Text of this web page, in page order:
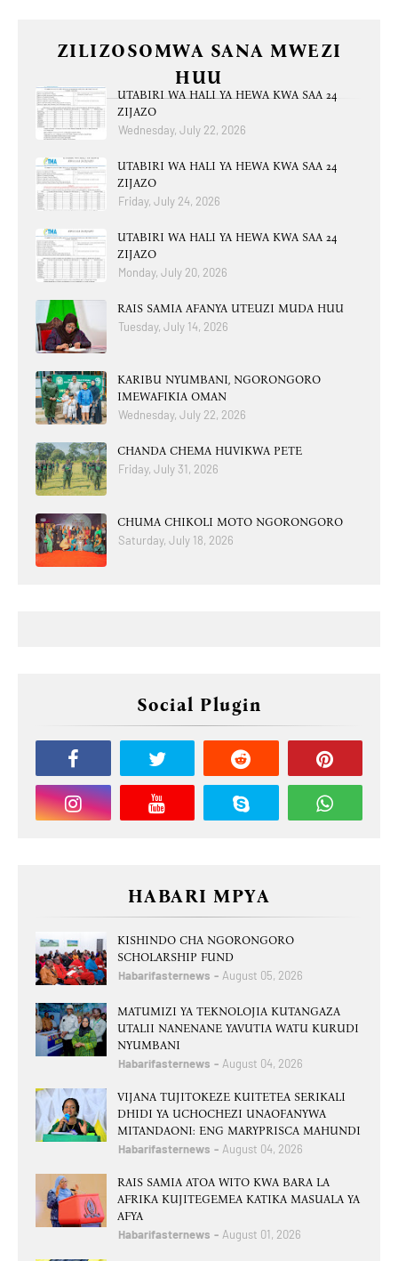
ZILIZOSOMWA SANA MWEZI
HUU
UTABIRI WA HALI YA HEWA KWA SAA 24
ZIJAZO
Wednesday, July 22, 2026
UTABIRI WA HALI YA HEWA KWA SAA 24
ZIJAZO
Friday, July 24, 2026
UTABIRI WA HALI YA HEWA KWA SAA 24
ZIJAZO
Monday, July 20, 2026
RAIS SAMIA AFANYA UTEUZI MUDA HUU
Tuesday, July 14, 2026
KARIBU NYUMBANI, NGORONGORO
IMEWAFIKIA OMAN
Wednesday, July 22, 2026
CHANDA CHEMA HUVIKWA PETE
Friday, July 31, 2026
CHUMA CHIKOLI MOTO NGORONGORO
Saturday, July 18, 2026
Social Plugin
HABARI MPYA
KISHINDO CHA NGORONGORO
SCHOLARSHIP FUND
Habarifasternews August 05, 2026
MATUMIZI YA TEKNOLOJIA KUTANGAZA
UTALII NANENANE YAVUTIA WATU KURUDI
NYUMBANI
Habarifasternews August 04, 2026
VIJANA TUJITOKEZE KUITETEA SERIKALI
DHIDI YA UCHOCHEZI UNAOFANYWA
MITANDAONI: ENG MARYPRISCA MAHUNDI
Habarifasternews August 04, 2026
RAIS SAMIA ATOA WITO KWA BARA LA
AFRIKA KUJITEGEMEA KATIKA MASUALA YA
AFYA
Habarifasternews August 01, 2026